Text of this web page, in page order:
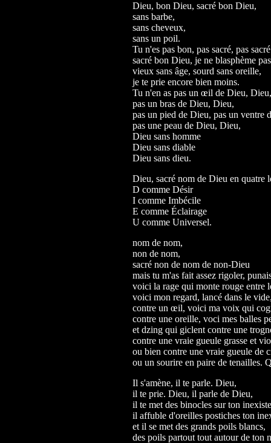
Dieu, bon Dieu, sacré bon Dieu,
sans barbe,
sans cheveux,
sans un poil.
Tu n'es pas bon, pas sacré, pas
sacré bon Dieu, je ne blasphème
vieux sans âge, sourd sans oreille,
je te prie encore bien moins.
Tu n'en as pas un œil de Dieu, Dieu,
pas un bras de Dieu, Dieu,
pas un pied de Dieu, pas un ventre
pas une peau de Dieu, Dieu,
Dieu sans homme
Dieu sans diable
Dieu sans dieu.
Dieu, sacré nom de Dieu en quatre
D comme Désir
I comme Imbécile
E comme Éclairage
U comme Universel.
nom de nom,
non de nom,
sacré non de nom de non-Dieu
mais tu m'as fait assez rigoler,
voici la rage qui monte rouge entre
voici mon regard, lancé dans le
contre un œil, voici ma voix qui
contre une oreille, voci mes balles
et dzing qui giclent contre une
contre une vraie gueule grasse et
ou bien contre une vraie gueule de
ou un sourire en paire de tenailles.
Il s'amène, il te parle. Dieu,
il te prie. Dieu, il parle de Dieu,
il te met des binocles sur ton
il affuble d'oreilles postiches ton
et il se met des grands poils blancs,
des poils partout tout autour de ton